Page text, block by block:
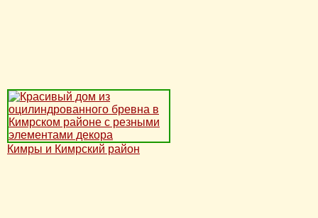
Кимры и Кимрский район